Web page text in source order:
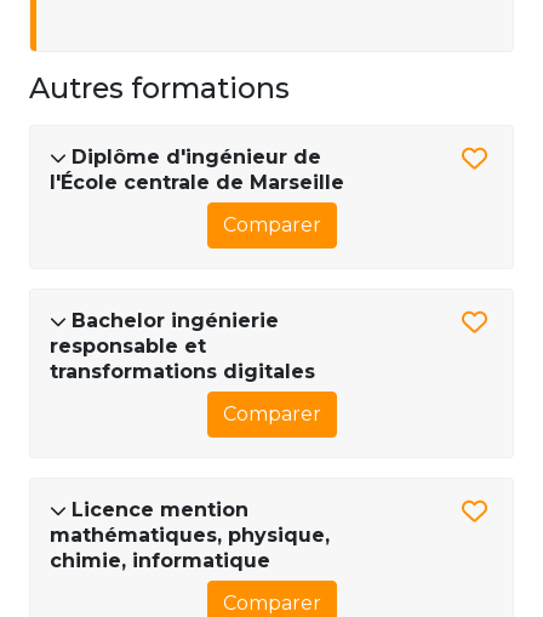
Autres formations
Diplôme d'ingénieur de
l'École centrale de Marseille
Comparer
Bachelor ingénierie
responsable et
transformations digitales
Comparer
Licence mention
mathématiques, physique,
chimie, informatique
Comparer